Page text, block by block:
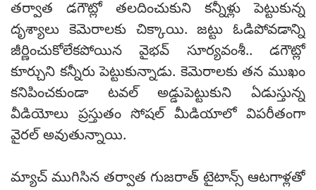
తర్వాత డగౌట్లో తలదించుకుని కన్నీళ్లు పెట్టుకున్న
దృశ్యాలు కెమెరాలకు చిక్కాయి. జట్టు ఓడిపోవడాన్ని
జీర్ణించుకోలేకపోయిన వైభవ్ సూర్యవంశీ.. డగౌట్లో
కూర్చుని కన్నీరు పెట్టుకున్నాడు. కెమెరాలకు తన ముఖం
కనిపించకుండా టవల్ అడ్డుపెట్టుకుని ఏడుస్తున్న
వీడియోలు ప్రస్తుతం సోషల్ మీడియాలో విపరీతంగా
వైరల్ అవుతున్నాయి.
మ్యాచ్ ముగిసిన తర్వాత గుజరాత్ టైటాన్స్ ఆటగాళ్లతో